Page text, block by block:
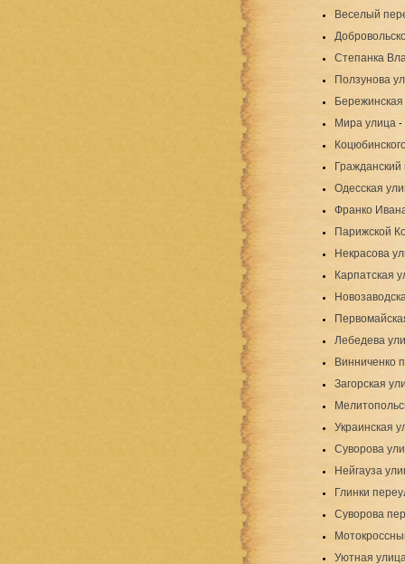
Веселый
Степанка
Ползунова
Мира улица -
Гражданский
Одесская
Франко
Парижской
Некрасова
Карпатская
Лебедева
Винниченко
Загорская
Украинская
Суворова
Нейгауза
Глинки
Суворова
Уютная